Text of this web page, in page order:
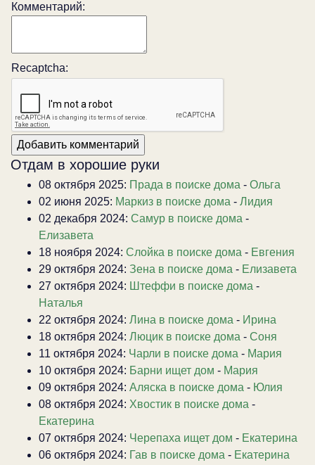
Комментарий:
Recaptcha:
Отдам в хорошие руки
08 октября 2025: Прада в поиске дома - Ольга
02 июня 2025: Маркиз в поиске дома - Лидия
02 декабря 2024: Самур в поиске дома -
Елизавета
18 ноября 2024: Слойка в поиске дома - Евгения
29 октября 2024: Зена в поиске дома - Елизавета
27 октября 2024: Штеффи в поиске дома -
Наталья
22 октября 2024: Лина в поиске дома - Ирина
18 октября 2024: Люцик в поиске дома - Соня
11 октября 2024: Чарли в поиске дома - Мария
10 октября 2024: Барни ищет дом - Мария
09 октября 2024: Аляска в поиске дома - Юлия
08 октября 2024: Хвостик в поиске дома -
Екатерина
07 октября 2024: Черепаха ищет дом - Екатерина
06 октября 2024: Гав в поиске дома - Екатерина